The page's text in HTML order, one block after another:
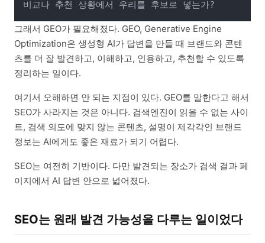
그래서 GEO가 필요해졌다. GEO, Generative Engine
Optimization은 생성형 AI가 답변을 만들 때 브랜드와 콘텐
츠를 더 잘 발견하고, 이해하고, 인용하고, 추천할 수 있도록
정리하는 일이다.
여기서 오해하면 안 되는 지점이 있다. GEO를 말한다고 해서
SEO가 사라지는 것은 아니다. 검색엔진이 읽을 수 없는 사이
트, 검색 의도에 맞지 않는 콘텐츠, 설명이 제각각인 브랜드
정보는 AI에게도 좋은 재료가 되기 어렵다.
SEO는 여전히 기반이다. 다만 발견되는 장소가 검색 결과 페
이지에서 AI 답변 안으로 넓어졌다.
SEO는 원래 발견 가능성을 다루는 일이었다